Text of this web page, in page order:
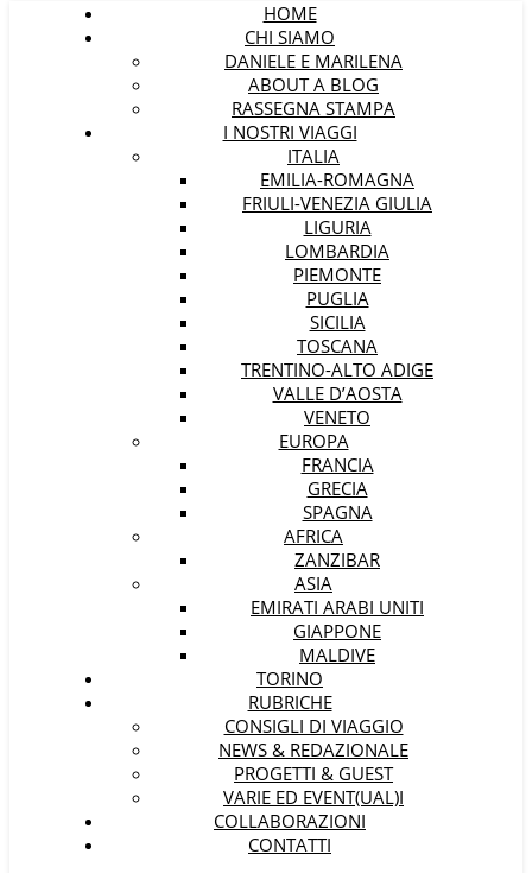
HOME
CHI SIAMO
DANIELE E MARILENA
ABOUT A BLOG
RASSEGNA STAMPA
I NOSTRI VIAGGI
ITALIA
EMILIA-ROMAGNA
FRIULI-VENEZIA GIULIA
LIGURIA
LOMBARDIA
PIEMONTE
PUGLIA
SICILIA
TOSCANA
TRENTINO-ALTO ADIGE
VALLE D’AOSTA
VENETO
EUROPA
FRANCIA
GRECIA
SPAGNA
AFRICA
ZANZIBAR
ASIA
EMIRATI ARABI UNITI
GIAPPONE
MALDIVE
TORINO
RUBRICHE
CONSIGLI DI VIAGGIO
NEWS & REDAZIONALE
PROGETTI & GUEST
VARIE ED EVENT(UAL)I
COLLABORAZIONI
CONTATTI